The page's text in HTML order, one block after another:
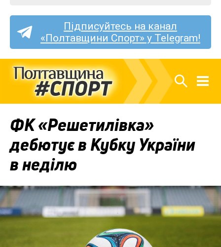
Підписуйтесь на канал
«Полтавщини Спорт» у Telegram!
ФК «Решетилівка»
дебютує в Кубку України
в неділю